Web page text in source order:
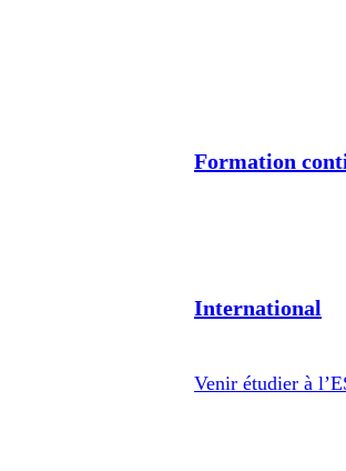
Formation
International
Venir étudier à